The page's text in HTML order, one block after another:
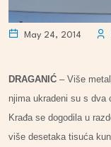
May 24, 2014
DRAGANIĆ – Više
njima ukradeni su s dva
Krađa se dogodila u
više desetaka tisuća